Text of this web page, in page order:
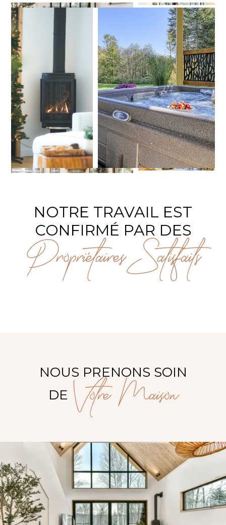
NOTRE TRAVAIL EST
CONFIRMÉ PAR DES
Propriétaires Satisfaits
NOUS PRENONS SOIN
DE Votre Maison